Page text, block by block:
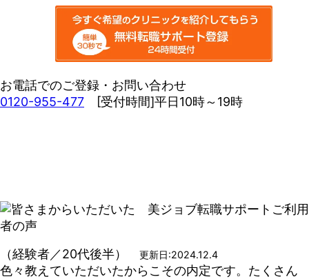
お電話でのご登録・お問い合わせ
0120-955-477 [受付時間]平日10時～19時
（経験者／20代後半） 更新日:2024.12.4
色々教えていただいたからこその内定です。たくさん